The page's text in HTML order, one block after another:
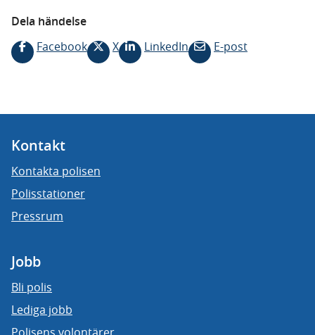
Dela händelse
Facebook
X LinkedIn E-post
Kontakt
Kontakta polisen
Polisstationer
Pressrum
Jobb
Bli polis
Lediga jobb